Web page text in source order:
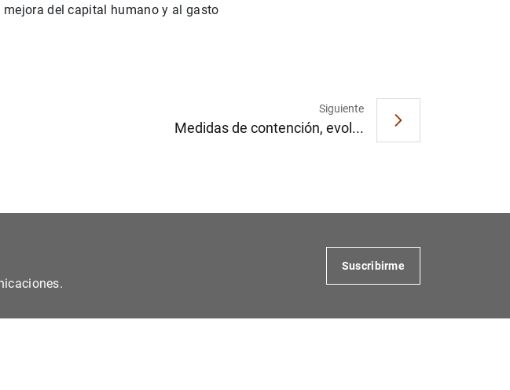
del capital humano y al gasto
Siguiente
Medidas de contención, evol...
Suscribirme